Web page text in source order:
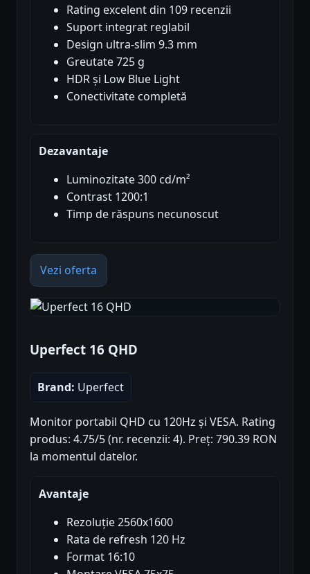
Rating excelent din 109 recenzii
Suport integrat reglabil
Design ultra-slim 9.3 mm
Greutate 725 g
HDR și Low Blue Light
Conectivitate completă
Dezavantaje
Luminozitate 300 cd/m²
Contrast 1200:1
Timp de răspuns necunoscut
Vezi oferta
Uperfect 16 QHD
Brand: Uperfect
Monitor portabil QHD cu 120Hz și VESA. Rating
produs: 4.75/5 (nr. recenzii: 4). Preț: 790.39 RON
la momentul datelor.
Avantaje
Rezoluție 2560x1600
Rata de refresh 120 Hz
Format 16:10